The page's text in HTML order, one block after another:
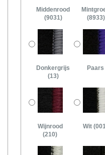
Middenrood
(9031)
(8933)
Donkergrijs
(13)
Paars
Wijnrood
(210)
Wit